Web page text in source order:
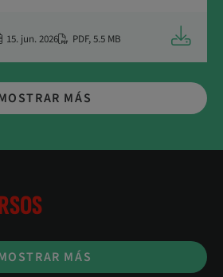
15. jun. 2026 PDF,5.5 MB
MÁS
MÁS